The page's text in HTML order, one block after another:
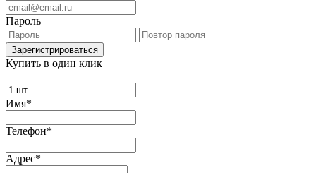
Пароль
Купить в один клик
Имя*
Телефон*
Адрес*